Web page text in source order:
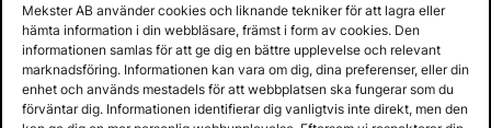
Prisgaranti på reservdelar
Lager i Sverige
60 dagars öppet köp
Fria returer
Mekster AB använder cookies och liknande tekniker för att lagra eller
hämta information i din webbläsare, främst i form av cookies. Den
informationen samlas för att ge dig en bättre upplevelse och relevant
marknadsföring. Informationen kan vara om dig, dina preferenser, eller din
enhet och används mestadels för att webbplatsen ska fungerar som du
förväntar dig. Informationen identifierar dig vanligtvis inte direkt, men den